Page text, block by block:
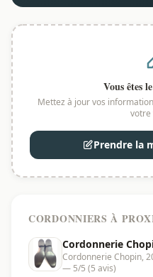
Vous êtes
Mettez à jour vos
votre
Prendre la
CORDONNIERS À
Cordonnerie
Cordonnerie Chopin,
— 5/5 (5 avis)